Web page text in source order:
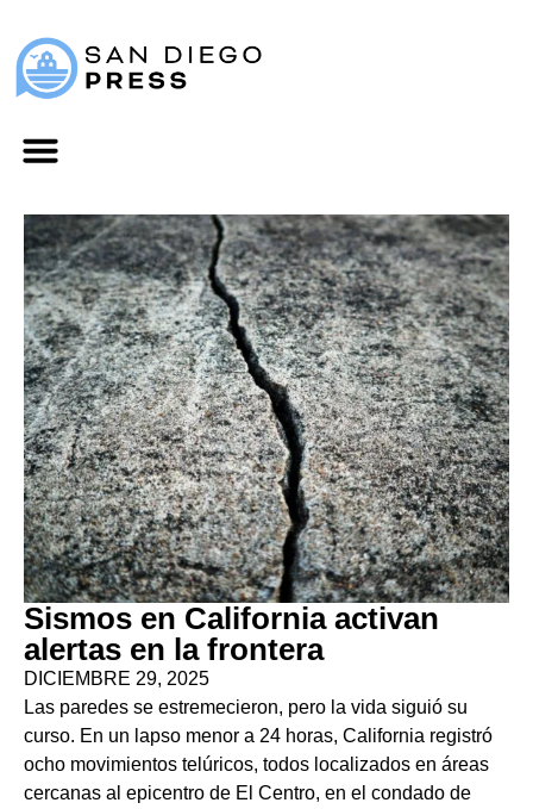
Sismos en California activan
alertas en la frontera
DICIEMBRE 29, 2025
Las paredes se estremecieron, pero la vida siguió su
curso. En un lapso menor a 24 horas, California registró
ocho movimientos telúricos, todos localizados en áreas
cercanas al epicentro de El Centro, en el condado de